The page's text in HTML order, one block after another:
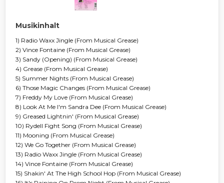
Musikinhalt
1) Radio Waxx Jingle (From Musical Grease)
2) Vince Fontaine (From Musical Grease)
3) Sandy (Opening) (From Musical Grease)
4) Grease (From Musical Grease)
5) Summer Nights (From Musical Grease)
6) Those Magic Changes (From Musical Grease)
7) Freddy My Love (From Musical Grease)
8) Look At Me I'm Sandra Dee (From Musical Grease)
9) Greased Lightnin' (From Musical Grease)
10) Rydell Fight Song (From Musical Grease)
11) Mooning (From Musical Grease)
12) We Go Together (From Musical Grease)
13) Radio Waxx Jingle (From Musical Grease)
14) Vince Fontaine (From Musical Grease)
15) Shakin' At The High School Hop (From Musical Grease)